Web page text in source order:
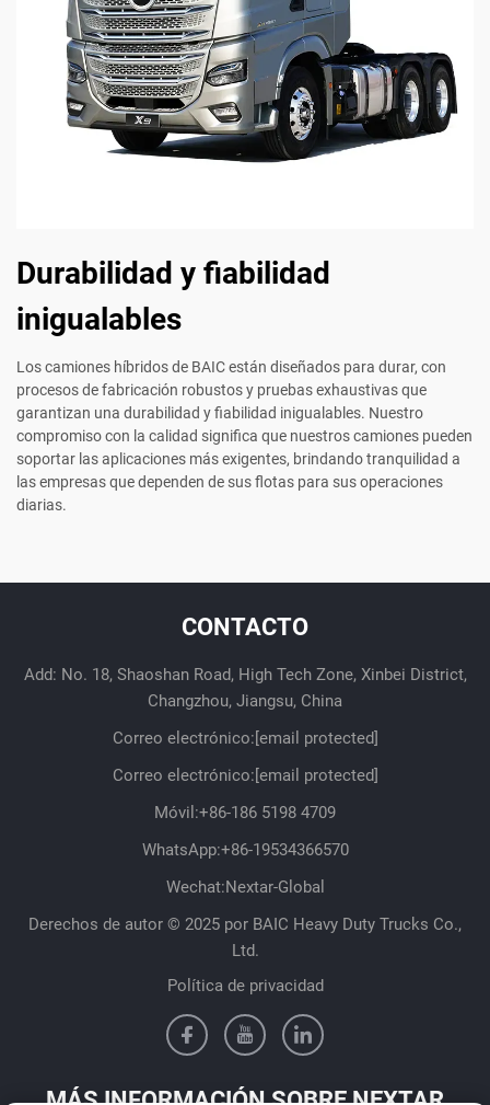
Durabilidad y fiabilidad
inigualables
Los camiones híbridos de BAIC están diseñados para durar, con
procesos de fabricación robustos y pruebas exhaustivas que
garantizan una durabilidad y fiabilidad inigualables. Nuestro
compromiso con la calidad significa que nuestros camiones pueden
soportar las aplicaciones más exigentes, brindando tranquilidad a
las empresas que dependen de sus flotas para sus operaciones
diarias.
CONTACTO
Add: No. 18, Shaoshan Road, High Tech Zone, Xinbei District,
Changzhou, Jiangsu, China
Correo electrónico:[email protected]
Correo electrónico:[email protected]
Móvil:+86-186 5198 4709
WhatsApp:+86-19534366570
Wechat:Nextar-Global
Derechos de autor © 2025 por BAIC Heavy Duty Trucks Co.,
Ltd.
Política de privacidad